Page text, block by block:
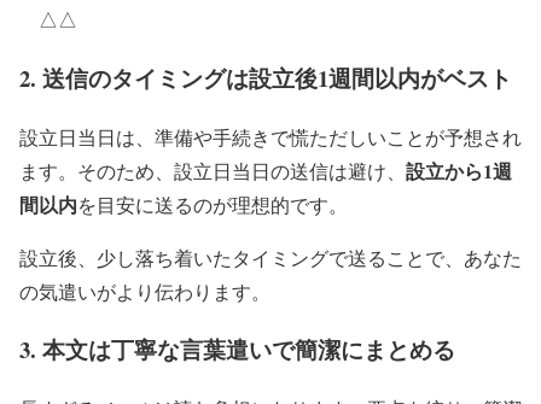
△△
2. 送信のタイミングは設立後1週間以内がベスト
設立日当日は、準備や手続きで慌ただしいことが予想され
ます。そのため、設立日当日の送信は避け、 設立から1週
間以内を目安に送るのが理想的です。
設立後、少し落ち着いたタイミングで送ることで、あなた
の気遣いがより伝わります。
3. 本文は丁寧な言葉遣いで簡潔にまとめる